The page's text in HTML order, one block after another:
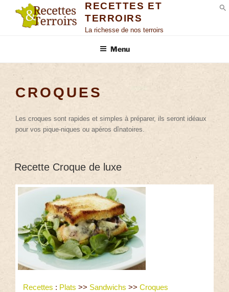
RECETTES ET
TERROIRS
La richesse de nos terroirs
Menu
CROQUES
Les croques sont rapides et simples à préparer, ils seront idéaux
pour vos pique-niques ou apéros dînatoires.
Recette Croque de luxe
Recettes : Plats >> Sandwichs >> Croques